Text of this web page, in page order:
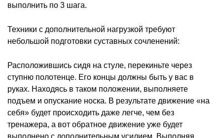
выполнить по 3 шага.
Техники с дополнительной нагрузкой требуют
небольшой подготовки суставных сочленений:
Расположившись сидя на стуле, перекиньте через
ступню полотенце. Его концы должны быть у вас в
руках. Находясь в таком положении, выполняете
подъем и опускание носка. В результате движение «на
себя» будет происходить даже легче, чем без
тренажера, а вот обратное движение уже будет
выполнено с дополнительным усилием. Выполняя